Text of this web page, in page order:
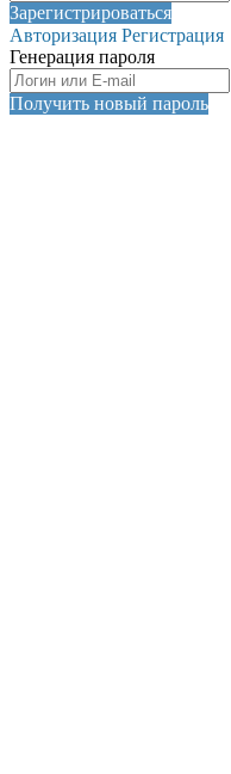
Зарегистрироваться
Авторизация Регистрация
Генерация пароля
Получить новый пароль